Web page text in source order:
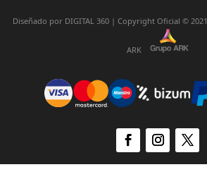
Diseñado por DIGITAL 360 | Copyright Oficial © 2021
ARK